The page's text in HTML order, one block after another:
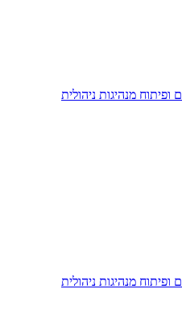
מנהיגות ניהולית
מנהיגות ניהולית